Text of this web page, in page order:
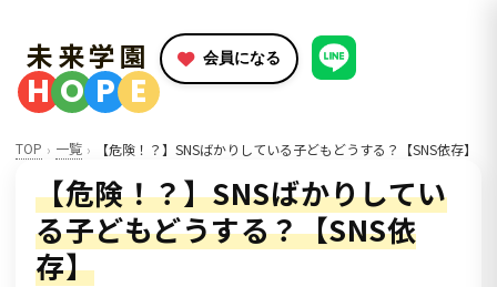
未来学園
H O P E
会員になる
TOP 一覧 【危険！？】SNSばかりしている子どもどうする？【SNS依存】
【危険！？】SNSばかりしてい
る子どもどうする？【SNS依
存】